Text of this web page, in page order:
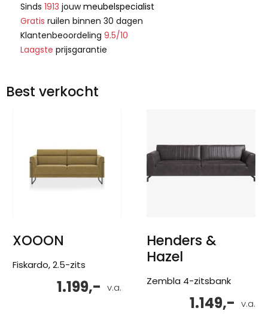
Sinds 1913 jouwmeubelspecialist
Gratis ruilen binnen 30 dagen
Klantenbeoordeling 9.5/10
Laagste prijsgarantie
Best verkocht
XOOON
Fiskardo, 2.5-zits
v.a.
1.199,-
Henders &
Hazel
Zembla 4-zitsbank
v.a.
1.149,-